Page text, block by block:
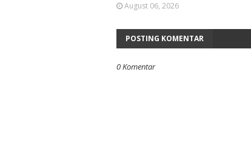
August 06, 2026
POSTING KOMENTAR
0 Komentar